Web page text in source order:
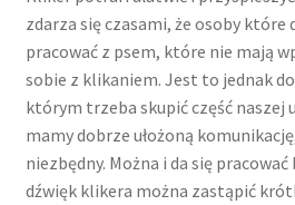
zdarza się czasami, że osoby które
pracować z psem, które nie mają
sobie z klikaniem. Jest to jednak
którym trzeba skupić część naszej
mamy dobrze ułożoną
niezbędny. Można i da się
dźwięk klikera można zastąpić